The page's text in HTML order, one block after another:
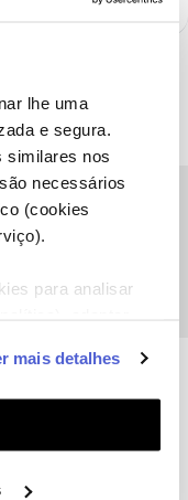
lhe uma
e segura.
similares nos
necessários
(cookies
para analisar
e
seus interesses
Pode gerir a
Configurar
mais detalhes